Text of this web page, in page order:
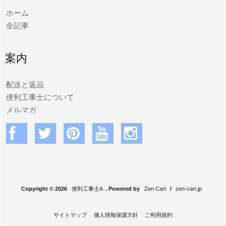
ホーム
全記事
案内
配送と返品
便利工事士について
メルマガ
Copyright © 2026 便利工事士A . Powered by Zen Cart / zen-cart.jp
サイトマップ 個人情報保護方針 ご利用規約